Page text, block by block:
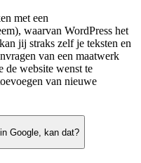
met een
waarvan WordPress het
jij straks zelf je teksten en
van een maatwerk
de website wenst te
van nieuwe
Google, kan dat?